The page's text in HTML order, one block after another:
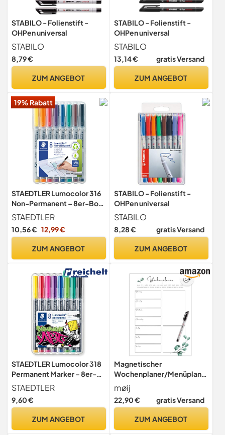
STABILO - Folienstift -
OHPen universal
STABILO
8,79 €
ZUM ANGEBOT
STABILO - Folienstift -
OHPen universal
STABILO
13,14 € gratis Versand
ZUM ANGEBOT
19% Rabatt
STAEDTLER Lumocolor 316
Non-Permanent – 8er-Box,
F, 0,6 mm
STAEDTLER
10,56 € 12,99 €
ZUM ANGEBOT
STABILO - Folienstift -
OHPen universal
STABILO
8,28 € gratis Versand
ZUM ANGEBOT
STAEDTLER Lumocolor 318
Permanent Marker – 8er-
Set, F, wischfest
STAEDTLER
9,60 €
ZUM ANGEBOT
Magnetischer
Wochenplaner/Menüplaner
/Fitnessplaner (30 x 40 cm)
inkl. Folienstift -
rückstandslos abwischbar
møij
22,90 € gratis Versand
ZUM ANGEBOT